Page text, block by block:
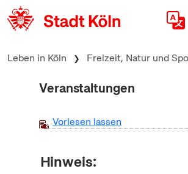
zum Inhalt springen
Leben in Köln Freizeit, Natur und
Veranstaltungen
Vorlesen lassen
Hinweis: